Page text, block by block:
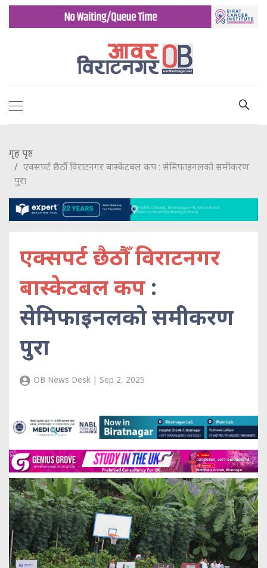
गृह पृष्ट
एक्सपर्ट छैठौँ विराटनगर बास्केटबल कप : सेमिफाइनलको समीकरण
पुरा
एक्सपर्ट छैठौँ विराटनगर
बास्केटबल कप :
सेमिफाइनलको समीकरण
पुरा
OB News Desk | Sep 2, 2025